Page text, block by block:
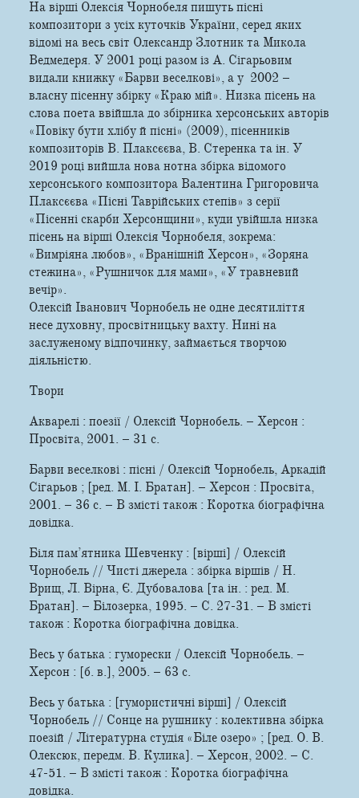
На вірші Олексія Чорнобеля пишуть пісні
композитори з усіх куточків України, серед яких
відомі на весь світ Олександр Злотник та Микола
Ведмедеря. У 2001 році разом із А. Сігарьовим
видали книжку «Барви веселкові», а у 2002 –
власну пісенну збірку «Краю мій». Низка пісень на
слова поета ввійшла до збірника херсонських авторів
«Повіку бути хлібу й пісні» (2009), пісенників
композиторів В. Плаксєєва, В. Стеренка та ін. У
2019 році вийшла нова нотна збірка відомого
херсонського композитора Валентина Григоровича
Плаксєєва «Пісні Таврійських степів» з серії
«Пісенні скарби Херсонщини», куди увійшла низка
пісень на вірші Олексія Чорнобеля, зокрема:
«Вимріяна любов», «Вранішній Херсон», «Зоряна
стежина», «Рушничок для мами», «У травневий
вечір».
Олексій Іванович Чорнобель не одне десятиліття
несе духовну, просвітницьку вахту. Нині на
заслуженому відпочинку, займається творчою
діяльністю.
Твори
Акварелі : поезії / Олексій Чорнобель. – Херсон :
Просвіта, 2001. – 31 с.
Барви веселкові : пісні / Олексій Чорнобель, Аркадій
Сігарьов ; [ред. М. I. Братан]. – Херсон : Просвіта,
2001. – 36 с. – В змісті також : Коротка біографічна
довідка.
Біля пам’ятника Шевченку : [вірші] / Олексій
Чорнобель // Чисті джерела : збірка віршів / Н.
Врищ, Л. Вірна, Є. Дубовалова [та ін. : ред. М.
Братан]. – Білозерка, 1995. – С. 27-31. – В змісті
також : Коротка біографічна довідка.
Весь у батька : гуморески / Олексій Чорнобель. –
Херсон : [б. в.], 2005. – 63 с.
Весь у батька : [гумористичні вірші] / Олексій
Чорнобель // Сонце на рушнику : колективна збірка
поезій / Літературна студія «Біле озеро» ; [ред. О. В.
Олексюк, передм. В. Кулика]. – Херсон, 2002. – С.
47-51. – В змісті також : Коротка біографічна
довідка.